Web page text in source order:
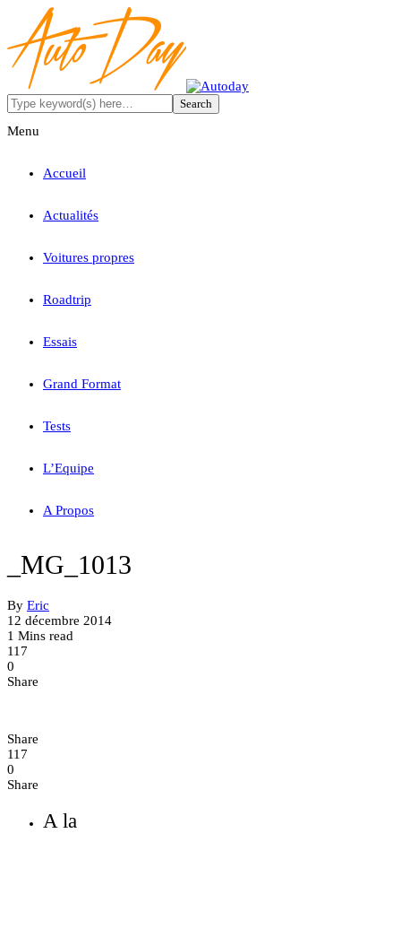
Menu
Accueil
Actualités
Voitures propres
Roadtrip
Essais
Grand Format
Tests
L’Equipe
A Propos
_MG_1013
By Eric
12 décembre 2014
1 Mins read
117
0
Share
Share
117
0
Share
A la